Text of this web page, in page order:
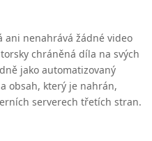
ani nenahrává žádné video
chráněná díla na svých
jako automatizovaný
obsah, který je nahrán,
serverech třetích stran.